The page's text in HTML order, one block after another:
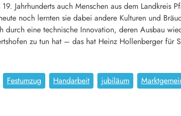
Jahrhunderts auch Menschen aus dem
noch lernten sie dabei andere Kulturen und
durch eine technische Innovation, deren Ausbau
zu tun hat – das hat Heinz Hollenberger für
Festumzug Handarbeit jubiläum